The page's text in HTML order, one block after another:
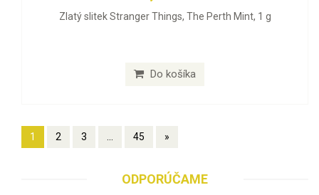
Zlatý slitek Stranger Things, The Perth Mint, 1 g
Do košíka
1 2 3 ... 45 »
ODPORÚČAME